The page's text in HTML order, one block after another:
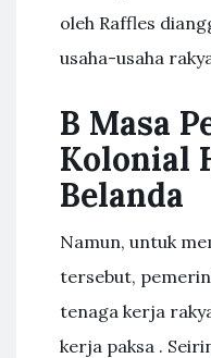
oleh Raffles
usaha-usaha
B Masa
Kolonial
Belanda
Namun, untuk
tersebut,
tenaga kerja
kerja paksa .